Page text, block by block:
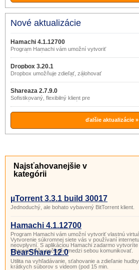
Nové aktualizácie
Hamachi 4.1.12700
Program Hamachi vám umožní vytvoriť
vlastnú virtuálnu sieť. Vytvorenie
súkromnej siete vás v používaní
internetu nijako neovplyvní. S aplikáciou
Hamachi zadarmo vytvoríte VPN sieť,
v ktorej môžu počítače medzi sebou
komunikovať.
Dropbox 3.20.1
Dropbox umožňuje zdieľať, zálohovať
alebo synchronizovať vaše súbory
prostredníctvom online služby (zadarmo
do 2GB dát).
Shareaza 2.7.9.0
Sofistikovaný, flexibilný klient pre
vyhľadávanie a zdieľanie súborov v P2P
sieťach eDonkey2000, Gnutella,
BitTorrent a Gnutella2 (G2).
ďalšie aktualizácie »
Najsťahovanejšie v
kategórii
µTorrent 3.3.1 build 30017
Jednoduchý, ale bohato vybavený BitTorrent klient.
Hamachi 4.1.12700
Program Hamachi vám umožní vytvoriť vlastnú
Vytvorenie súkromnej siete vás v používaní
neovplyvní. S aplikáciou Hamachi zadarmo vytvoríte
v ktorej môžu počítače medzi sebou komunikovať.
BearShare 12.0
Utilita na vyhľadávanie, sťahovanie a zdieľanie
krátkych súborov s videom (pod 15 min.